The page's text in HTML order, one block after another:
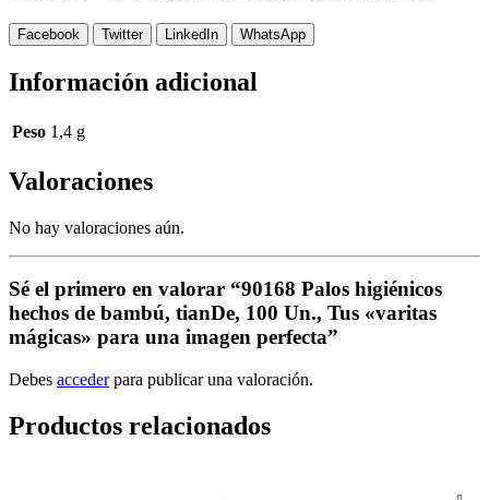
Facebook Twitter LinkedIn WhatsApp
Información adicional
Peso 1,4 g
Valoraciones
No hay valoraciones aún.
Sé el primero en valorar “90168 Palos higiénicos
hechos de bambú, tianDe, 100 Un., Tus «varitas
mágicas» para una imagen perfecta”
Debes accederpara publicar una valoración.
Productos relacionados